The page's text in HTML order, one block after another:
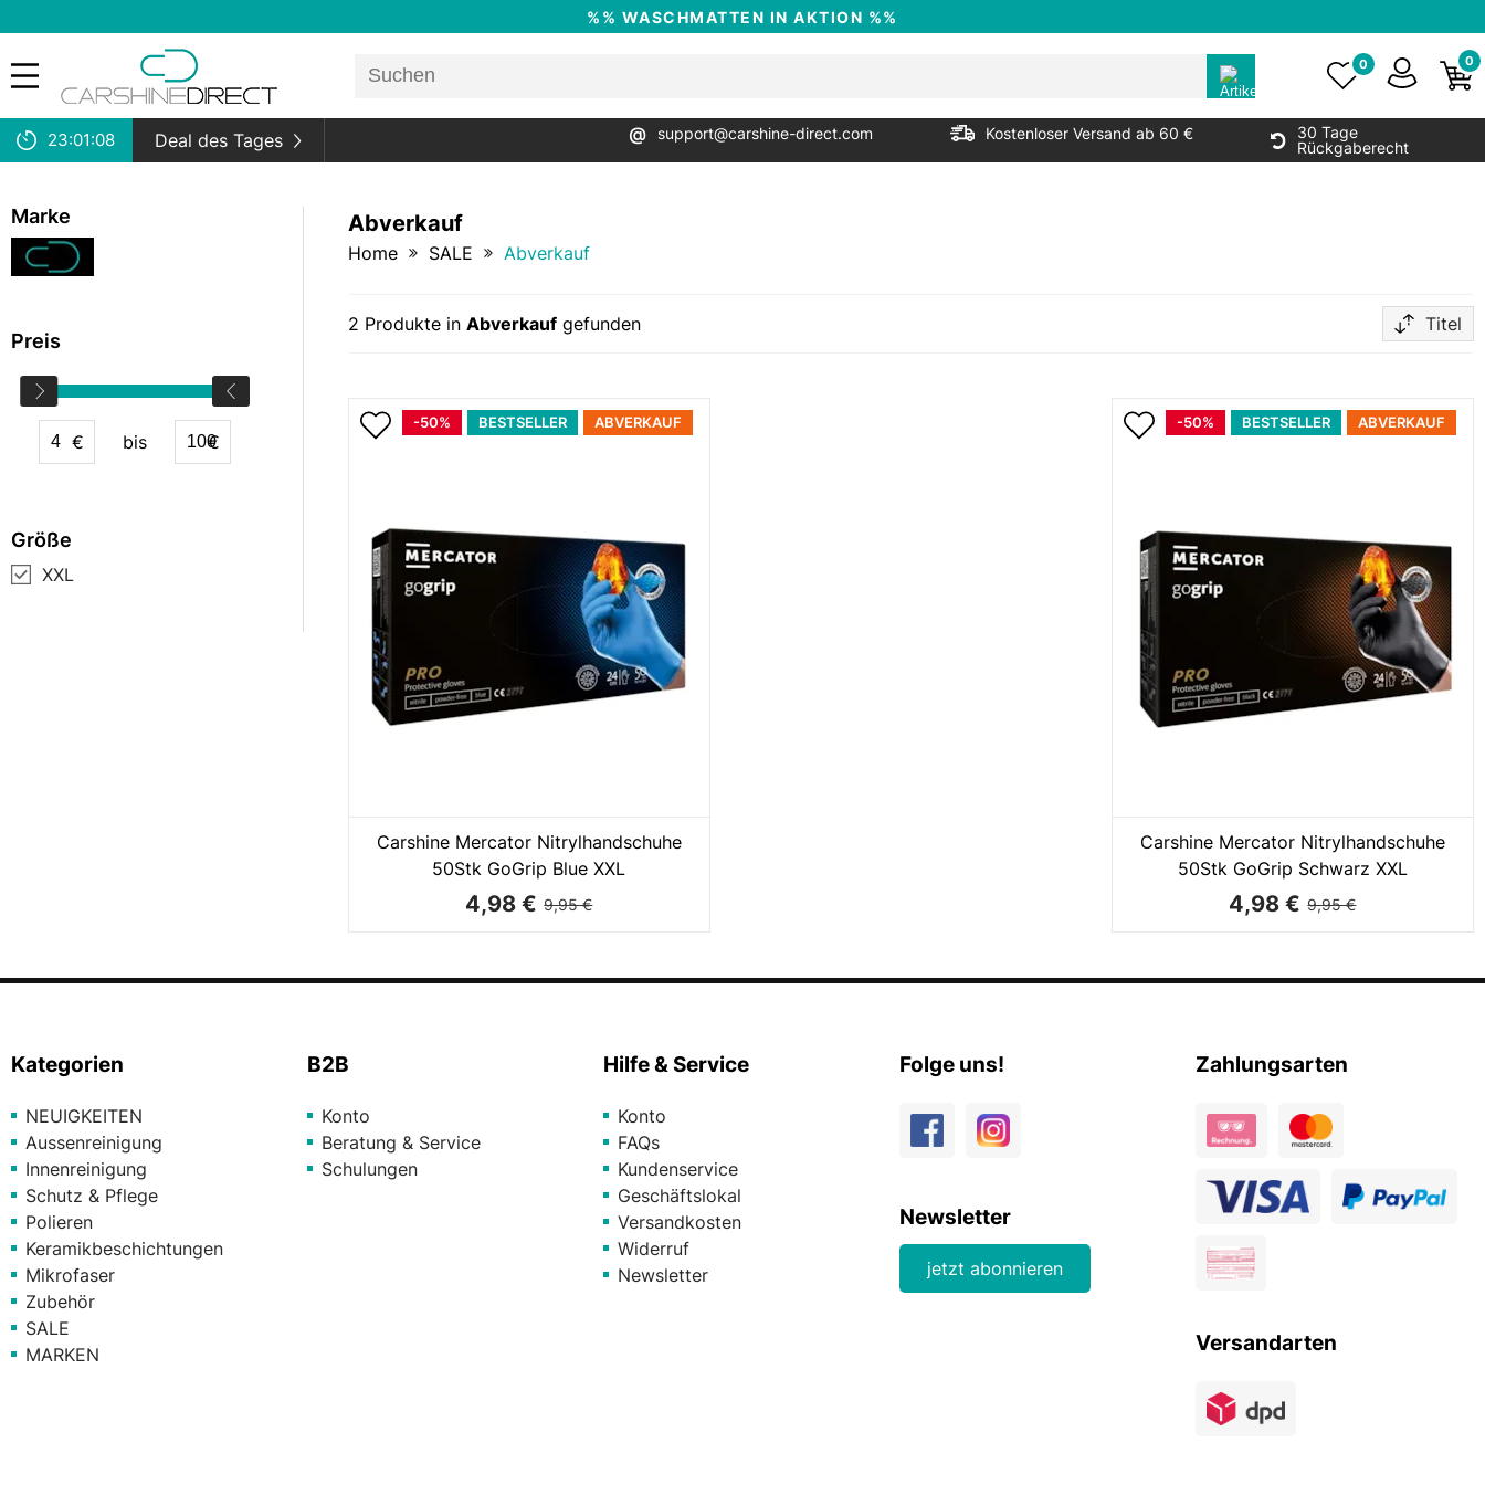
%% WASCHMATTEN IN AKTION %%
0 0
23:01:08 Deal des Tages @ support@carshine-direct.com Kostenloser Versand ab 60 €
30 Tage
Rückgaberecht
Marke
Preis
€ bis €
Größe
XXL
Abverkauf
Home SALE Abverkauf
2 Produkte in Abverkaufgefunden Titel
-50% BESTSELLER ABVERKAUF
Carshine Mercator Nitrylhandschuhe
50Stk GoGrip Blue XXL
4,98 € 9,95 €
-50% BESTSELLER ABVERKAUF
Carshine Mercator Nitrylhandschuhe
50Stk GoGrip Schwarz XXL
4,98 € 9,95 €
Kategorien
NEUIGKEITEN
Aussenreinigung
Innenreinigung
Schutz & Pflege
Polieren
Keramikbeschichtungen
Mikrofaser
Zubehör
SALE
MARKEN
B2B
Konto
Beratung & Service
Schulungen
Hilfe & Service
Konto
FAQs
Kundenservice
Geschäftslokal
Versandkosten
Widerruf
Newsletter
Folge uns!
Newsletter
jetzt abonnieren
Zahlungsarten
Versandarten